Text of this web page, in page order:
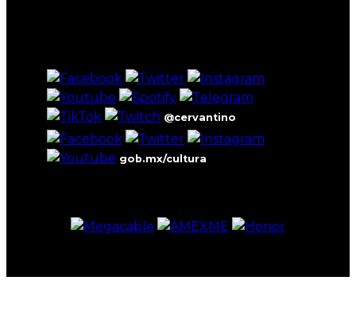
@cervantino
gob.mx/cultura